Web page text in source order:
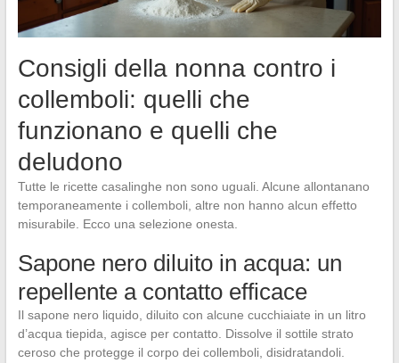
Consigli della nonna contro i
collemboli: quelli che
funzionano e quelli che
deludono
Tutte le ricette casalinghe non sono uguali. Alcune allontanano
temporaneamente i collemboli, altre non hanno alcun effetto
misurabile. Ecco una selezione onesta.
Sapone nero diluito in acqua: un
repellente a contatto efficace
Il sapone nero liquido, diluito con alcune cucchiaiate in un litro
d’acqua tiepida, agisce per contatto. Dissolve il sottile strato
ceroso che protegge il corpo dei collemboli, disidratandoli.